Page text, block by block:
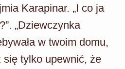
Karapinar. „I co ja
„Dziewczynka
w twoim domu,
się tylko upewnić, że